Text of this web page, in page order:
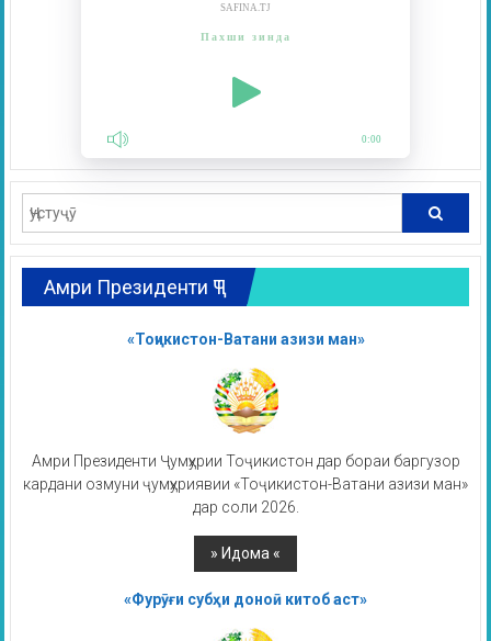
SAFINA.TJ
Пахши зинда
0:00
Амри Президенти ҶТ
«Тоҷикистон-Ватани азизи ман»
Амри Президенти Ҷумҳурии Тоҷикистон дар бораи баргузор
кардани озмуни ҷумҳуриявии «Тоҷикистон-Ватани азизи ман»
дар соли 2026.
«Фурӯғи субҳи доноӣ китоб аст»